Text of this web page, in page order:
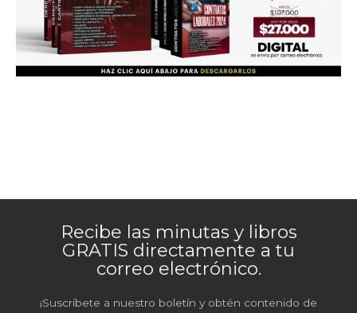
Recibe las minutas y libros
GRATIS directamente a tu
correo electrónico.
¡Suscríbete a nuestro boletín y obtén contenido de